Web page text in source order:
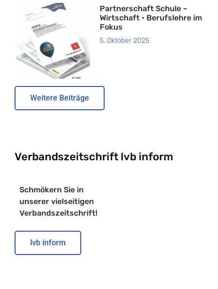
Partnerschaft Schule –
Wirtschaft • Berufslehre im
Fokus
5. Oktober 2025
Weitere Beiträge
Verbandszeitschrift lvb inform
Schmökern Sie in
unserer vielseitigen
Verbandszeitschrift!
lvb inform